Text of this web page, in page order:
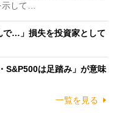
示して…
で…」損失を投資家として
S&P500は足踏み」が意味
一覧を見る